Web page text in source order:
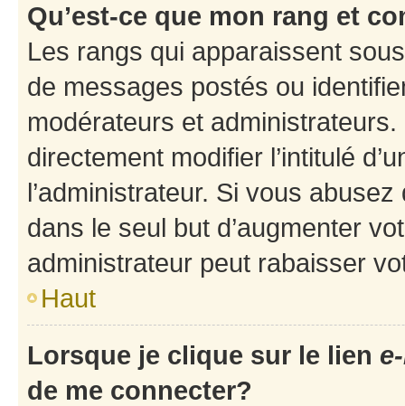
Qu’est-ce que mon rang et
Les rangs qui apparaissent
de messages postés ou
modérateurs et
directement modifier l’intitulé
l’administrateur. Si vous
dans le seul but d’augmenter
administrateur peut rabaisser
Haut
Lorsque je clique sur le lien
de me connecter?